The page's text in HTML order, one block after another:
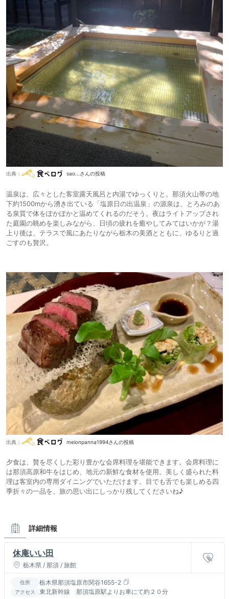
出典： sao...さんの投稿
温泉は、広々とした客室露天風呂と内湯でゆっくりと。那須火山帯の地
下約1500mから湧き出ている「塩原日の出温泉」の源泉は、とろみのあ
る泉質で体をぽかぽかと温めてくれるのだそう。夜はライトアップされ
た庭園の眺めを楽しみながら、日頃の疲れを癒やしてみてはいかが？湯
上り後は、テラスで風にあたりながら栃木の美酒とともに、ゆるりと過
ごすのも贅沢。
出典： melonpanna1994さんの投稿
夕食は、贅を尽くした彩り豊かな会席料理を堪能できます。会席料理に
は那須高原和牛をはじめ、地元の新鮮な食材を使用。美しく盛られた料
理は客室内の専用ダイニングでいただけます。目でも舌でも楽しめる四
季折々の一品を、旅の思い出にしっかり残してくださいね♪
詳細情報
休庵いい田
栃木県 / 那須 / 旅館
住所 栃木県那須塩原市関谷1655-2
アクセス 東北新幹線 那須塩原駅よりお車にて約２０分